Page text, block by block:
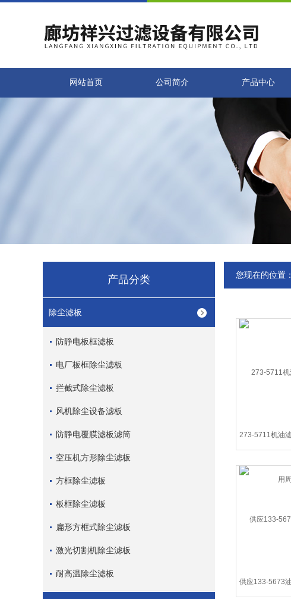
网站首页 公司简介 产品中心
产品分类
除尘滤板
防静电板框滤板
电厂板框除尘滤板
拦截式除尘滤板
风机除尘设备滤板
防静电覆膜滤板滤筒
空压机方形除尘滤板
方框除尘滤板
板框除尘滤板
扁形方框式除尘滤板
激光切割机除尘滤板
耐高温除尘滤板
您现在的位置：